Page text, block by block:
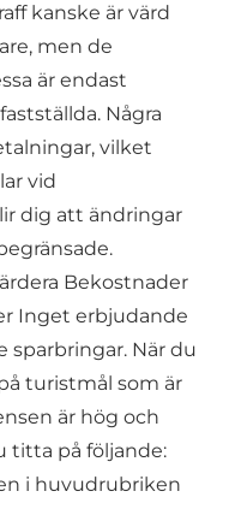
kanske är värd
men de
är endast
Några
vilket
vid
dig att ändringar
Bekostnader
Inget erbjudande
sparbringar. När du
turistmål som är
är hög och
titta på följande:
i huvudrubriken